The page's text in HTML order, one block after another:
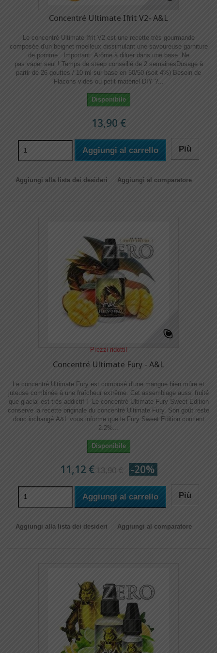
Concentré Ultimate Ifrit V2- A&L
Le concentré Ultimate Ifrit V2 est une recette très gourmande
composée d'un beignet moelleux dissimulant une savoureuse garniture
de pomme. Important: Arôme à diluer dans une base. Ne
pas vaper seul ! Temps de steep conseillé de 2 semainesDosage à
partir de 26 gouttes / 10 ml sur base en 50/50 (soit 4%) Besoin de
Flacons vides ou petit matériel DIY ?...
Disponibile
13,90 €
Aggiungi al carrello Più
Aggiungi alla lista dei desideri Aggiungi al comparatore
Prezzi ridotti!
Concentré Ultimate Fury - A&L
Le concentré Ultimate Fury est composé d'une mangue bien mûre et
juteuse combinée à une fraîcheur extrême. Cet assemblage aussi fruité
que glacial est très addictif ! Le concentré Ultimate Fury Sweet Edition
conserve la recette originale du concentré Ultimate Fury. Son goût reste
donc inchangé.A&L vous informe que le Fury Sweet Edition contient
2.2%...
Disponibile
11,12 € 13,90 € -20%
Aggiungi al carrello Più
Aggiungi alla lista dei desideri Aggiungi al comparatore